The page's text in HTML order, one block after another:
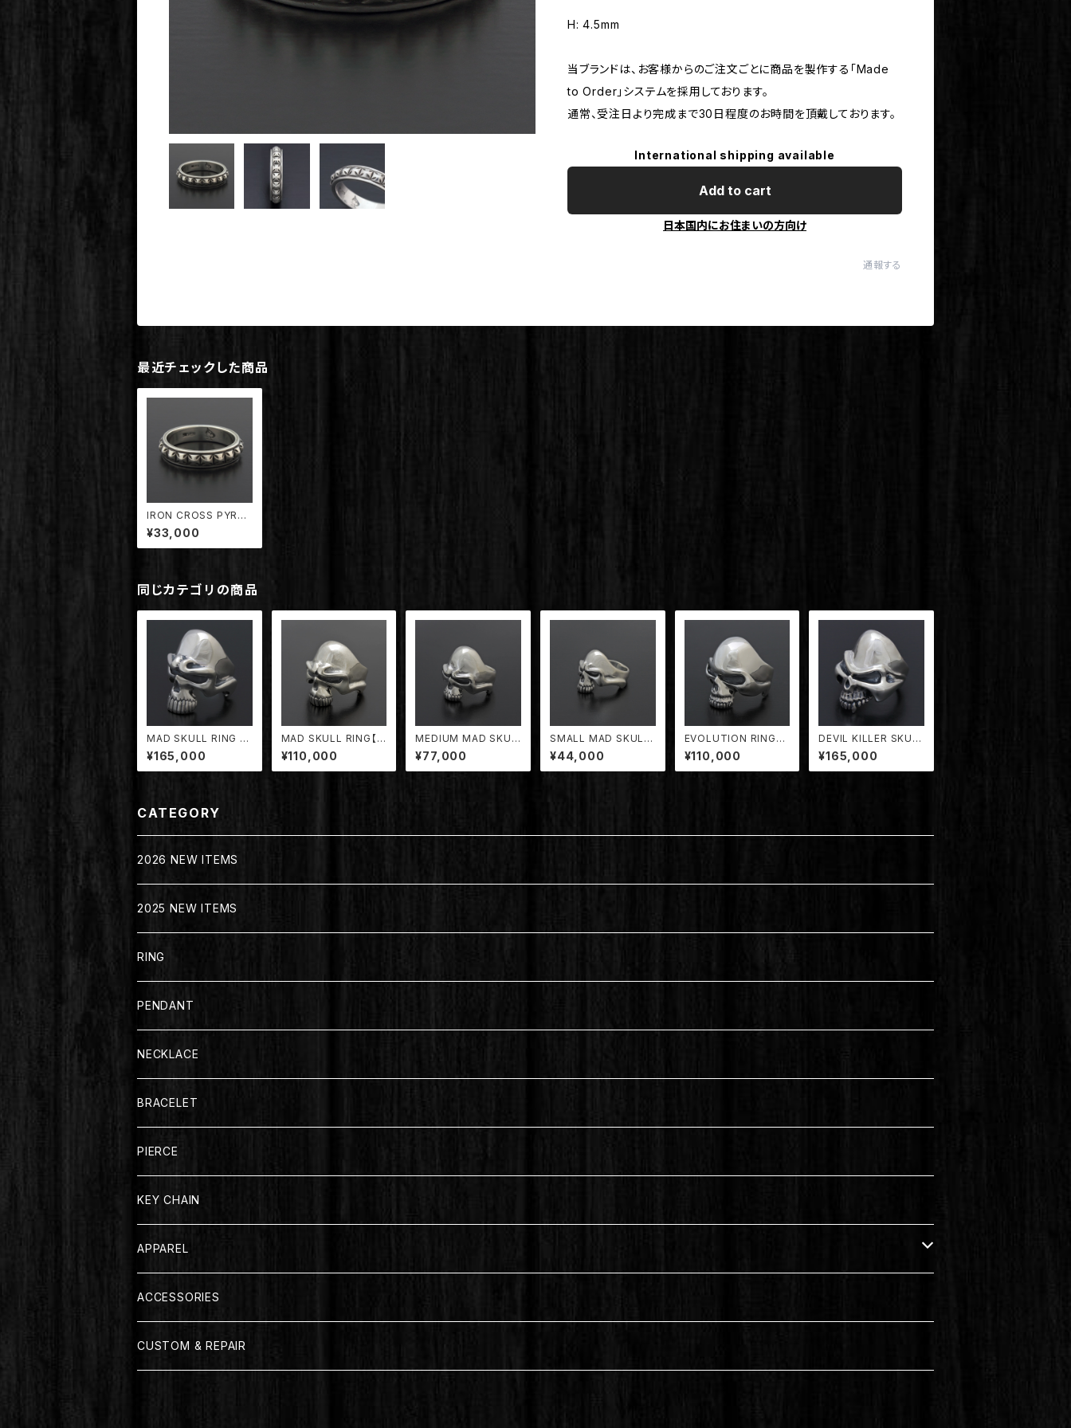
H: 4.5mm
当ブランドは、お客様からのご注文ごとに商品を製作する「Made
to Order」システムを採用しております。
通常、受注日より完成まで30日程度のお時間を頂戴しております。
International shipping available
Add to cart
日本国内にお住まいの方向け
通報する
最近チェックした商品
IRON CROSS PYRA
MID STUDS RING【T
DRG-055】
¥33,000
同じカテゴリの商品
MAD SKULL RING "R
OCK STAR" SIZE (X
L)【TDRG-004/MD】
¥165,000
MAD SKULL RING【T
DRG-001/MD】
¥110,000
MEDIUM MAD SKUL
L RING【TDRG-002/
MD】
¥77,000
SMALL MAD SKULL
RING【TDRG-003/M
D】
¥44,000
EVOLUTION RING【T
DRG-001/EVO】
¥110,000
DEVIL KILLER SKUL
L RING "ROCK STA
R" SIZE (XL)【TDRG-
004/DK】
¥165,000
CATEGORY
2026 NEW ITEMS
2025 NEW ITEMS
RING
PENDANT
NECKLACE
BRACELET
PIERCE
KEY CHAIN
APPAREL
T-SHIRT
LONG SLEEVE
ACCESSORIES
CUSTOM & REPAIR